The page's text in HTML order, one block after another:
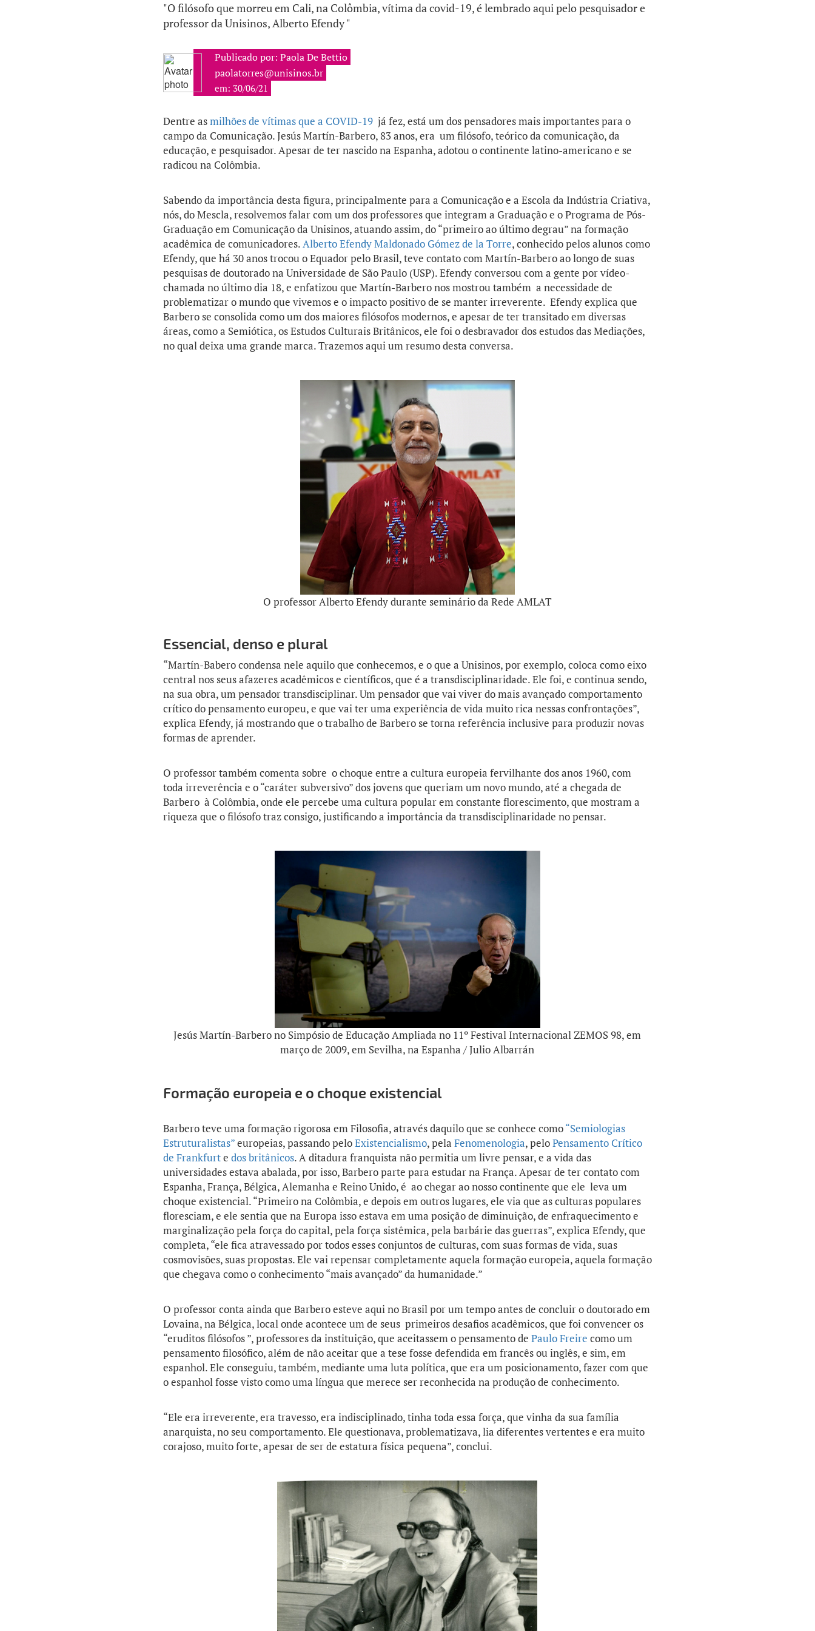
"O filósofo que morreu em Cali, na Colômbia, vítima da covid-19, é lembrado aqui pelo pesquisador e
professor da Unisinos, Alberto Efendy "
Publicado por: Paola De Bettio
paolatorres@unisinos.br
em: 30/06/21
Dentre asmilhões de vítimas que a COVID-19já fez, está um dos pensadores mais importantes para o
campo da Comunicação. Jesús Martín-Barbero, 83 anos, era um filósofo, teórico da comunicação, da
educação, e pesquisador. Apesar de ter nascido na Espanha, adotou o continente latino-americano e se
radicou na Colômbia.
Sabendo da importância desta figura, principalmente para a Comunicação e a Escola da Indústria Criativa,
nós, do Mescla, resolvemos falar com um dos professores que integram a Graduação e o Programa de Pós-
Graduação em Comunicação da Unisinos, atuando assim, do “primeiro ao último degrau” na formação
acadêmica de comunicadores.Alberto Efendy Maldonado Gómez de la Torre, conhecido pelos alunos como
Efendy, que há 30 anos trocou o Equador pelo Brasil, teve contato com Martín-Barbero ao longo de suas
pesquisas de doutorado na Universidade de São Paulo (USP). Efendy conversou com a gente por vídeo-
chamada no último dia 18, e enfatizou que Martín-Barbero nos mostrou também a necessidade de
problematizar o mundo que vivemos e o impacto positivo de se manter irreverente. Efendy explica que
Barbero se consolida como um dos maiores filósofos modernos, e apesar de ter transitado em diversas
áreas, como a Semiótica, os Estudos Culturais Britânicos, ele foi o desbravador dos estudos das Mediações,
no qual deixa uma grande marca. Trazemos aqui um resumo desta conversa.
O professor Alberto Efendy durante seminário da Rede AMLAT
Essencial, denso e plural
“Martín-Babero condensa nele aquilo que conhecemos, e o que a Unisinos, por exemplo, coloca como eixo
central nos seus afazeres acadêmicos e científicos, que é a transdisciplinaridade. Ele foi, e continua sendo,
na sua obra, um pensador transdisciplinar. Um pensador que vai viver do mais avançado comportamento
crítico do pensamento europeu, e que vai ter uma experiência de vida muito rica nessas confrontações”,
explica Efendy, já mostrando que o trabalho de Barbero se torna referência inclusive para produzir novas
formas de aprender.
O professor também comenta sobre o choque entre a cultura europeia fervilhante dos anos 1960, com
toda irreverência e o “caráter subversivo” dos jovens que queriam um novo mundo, até a chegada de
Barbero à Colômbia, onde ele percebe uma cultura popular em constante florescimento, que mostram a
riqueza que o filósofo traz consigo, justificando a importância da transdisciplinaridade no pensar.
Jesús Martín-Barbero no Simpósio de Educação Ampliada no 11º Festival Internacional ZEMOS 98, em
março de 2009, em Sevilha, na Espanha / Julio Albarrán
Formação europeia e o choque existencial
Barbero teve uma formação rigorosa em Filosofia, através daquilo que se conhece como“Semiologias
Estruturalistas”europeias, passando peloExistencialismo, pela Fenomenologia, peloPensamento Crítico
de Frankfurte dos britânicos. A ditadura franquista não permitia um livre pensar, e a vida das
universidades estava abalada, por isso, Barbero parte para estudar na França. Apesar de ter contato com
Espanha, França, Bélgica, Alemanha e Reino Unido, é ao chegar ao nosso continente que ele leva um
choque existencial. “Primeiro na Colômbia, e depois em outros lugares, ele via que as culturas populares
floresciam, e ele sentia que na Europa isso estava em uma posição de diminuição, de enfraquecimento e
marginalização pela força do capital, pela força sistêmica, pela barbárie das guerras”, explica Efendy, que
completa, “ele fica atravessado por todos esses conjuntos de culturas, com suas formas de vida, suas
cosmovisões, suas propostas. Ele vai repensar completamente aquela formação europeia, aquela formação
que chegava como o conhecimento “mais avançado” da humanidade.”
O professor conta ainda que Barbero esteve aqui no Brasil por um tempo antes de concluir o doutorado em
Lovaina, na Bélgica, local onde acontece um de seus primeiros desafios acadêmicos, que foi convencer os
“eruditos filósofos ”, professores da instituição, que aceitassem o pensamento de Paulo Freire como um
pensamento filosófico, além de não aceitar que a tese fosse defendida em francês ou inglês, e sim, em
espanhol. Ele conseguiu, também, mediante uma luta política, que era um posicionamento, fazer com que
o espanhol fosse visto como uma língua que merece ser reconhecida na produção de conhecimento.
“Ele era irreverente, era travesso, era indisciplinado, tinha toda essa força, que vinha da sua família
anarquista, no seu comportamento. Ele questionava, problematizava, lia diferentes vertentes e era muito
corajoso, muito forte, apesar de ser de estatura física pequena”, conclui.